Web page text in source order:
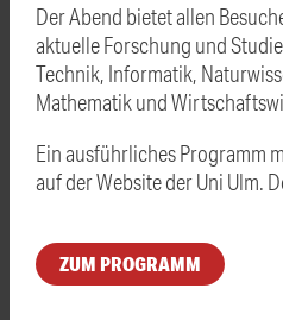
Der Abend bietet allen
aktuelle Forschung und
Technik, Informatik,
Mathematik und
Ein ausführliches Programm
auf der Website der Uni Ulm.
ZUM PROGRAMM